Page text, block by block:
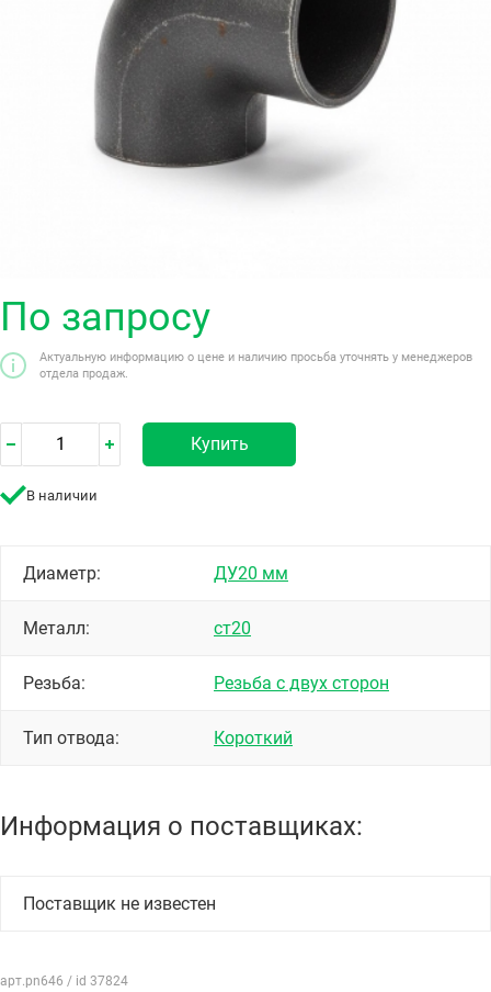
По запросу
Актуальную информацию о цене и наличию просьба уточнять у менеджеров
отдела продаж.
Купить
В наличии
Диаметр: ДУ20 мм
Металл: ст20
Резьба: Резьба с двух сторон
Тип отвода: Короткий
Информация о поставщиках:
Поставщик не известен
арт.pn646 / id 37824